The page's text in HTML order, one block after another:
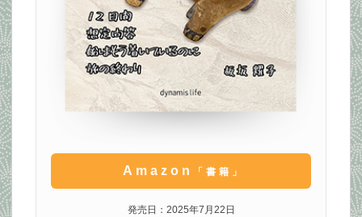
Amazon 「書籍」
発売日：2025年7月22日